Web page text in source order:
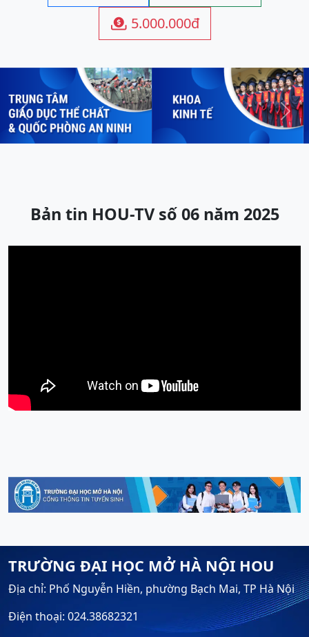
 5.000.000đ
Previous Next
Bản tin HOU-TV số 06 năm 2025
TRƯỜNG ĐẠI HỌC MỞ HÀ NỘI HOU
Địa chỉ: Phố Nguyễn Hiền, phường Bạch Mai, TP Hà Nội
Điện thoại: 024.38682321